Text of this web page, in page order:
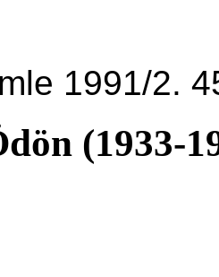
1991/2.
(1933-